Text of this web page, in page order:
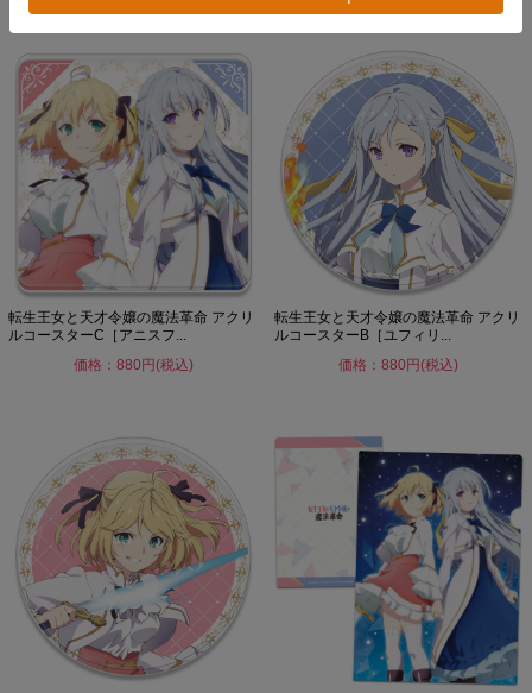
転生王女と天才令嬢の魔法革命 アクリ
ルコースターC［アニスフ...
価格：880円(税込)
転生王女と天才令嬢の魔法革命 アクリ
ルコースターB［ユフィリ...
価格：880円(税込)